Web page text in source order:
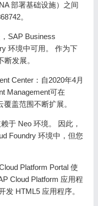
部署基础设施）之间
。
SAP Business
环境中可用。 作为下
发展。
Center：自2020年4月
Management可在
盖范围不断扩展。
于 Neo 环境。 因此，
Foundry 环境中，但您
Platform Portal 使
Cloud Platform 应用程
发 HTML5 应用程序。